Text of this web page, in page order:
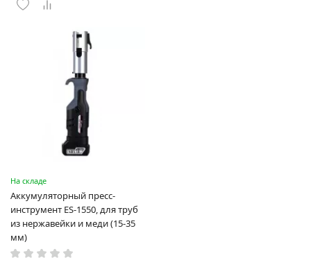
На складе
Аккумуляторный пресс-
инструмент ES-1550, для труб
из нержавейки и меди (15-35
мм)